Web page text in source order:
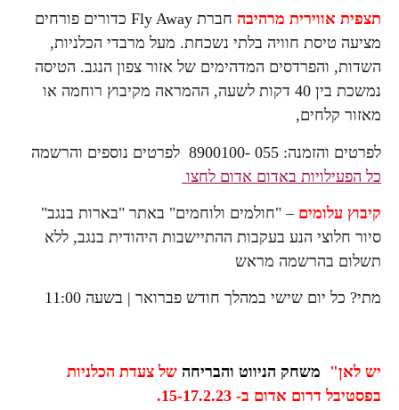
תצפית אווירית מרהיבה
חברת Fly Away כדורים פורחים
מציעה טיסת חוויה בלתי נשכחת. מעל מרבדי הכלניות,
השדות, והפרדסים המדהימים של אזור צפון הנגב. הטיסה
נמשכת בין 40 דקות לשעה, ההמראה מקיבוץ רוחמה או
מאזור קלחים,
לפרטים והזמנה: 055 -8900100 לפרטים נוספים והרשמה
כל הפעילויות באדום אדום לחצו
קיבוץ עלומים– "חולמים ולוחמים" באתר "בארות בנגב"
סיור חלוצי הנע בעקבות ההתיישבות היהודית בנגב, ללא
תשלום בהרשמה מראש
מתי? כל יום שישי במהלך חודש פברואר | בשעה 11:00
יש לאן" משחק הניווט והבריחה של צעדת הכלניות
בפסטיבל דרום אדום ב- 15-17.2.23.